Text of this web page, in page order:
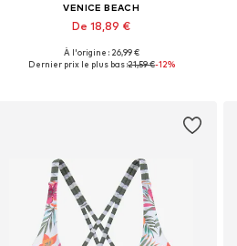
VENICE BEACH
De 18,89 €
Tailles disponibles: S, M, L, XL, XXL
À l'origine : 26,99 €
Dernier prix le plus bas :21,59 €-12%